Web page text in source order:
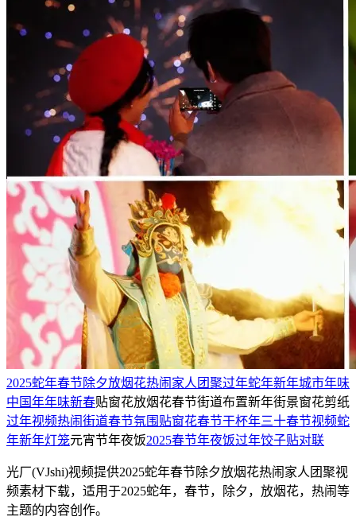
2025蛇年春节除夕放烟花热闹 家人团聚过年蛇年新年城市年味
中国年年味新春贴窗花放烟花春节街道布置新年街景窗花剪纸
过年视频热闹街道春节氛围 贴窗花春节干杯年三十春节视频蛇
年新年灯笼元宵节年夜饭2025春节年夜饭过年饺子贴对联
光厂(VJshi)视频提供2025蛇年春节除夕放烟花热闹家人团聚视
频素材下载，适用于2025蛇年，春节，除夕，放烟花，热闹等
主题的内容创作。